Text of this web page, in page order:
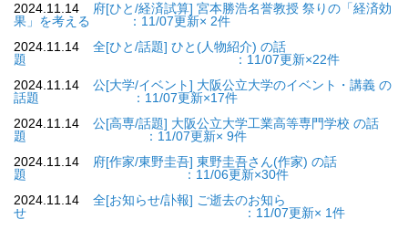
2024.11.14
府[ひと/経済試算] 宮本勝浩名誉教授 祭りの「経済効
果」を考える ：11/07更新× 2件
2024.11.14
全[ひと/話題] ひと(人物紹介) の話
題 ：11/07更新×22件
2024.11.14
公[大学/イベント] 大阪公立大学のイベント・講義 の
話題 ：11/07更新×17件
2024.11.14
公[高専/話題] 大阪公立大学工業高等専門学校 の話
題 ：11/07更新× 9件
2024.11.14
府[作家/東野圭吾] 東野圭吾さん(作家) の話
題 ：11/06更新×30件
2024.11.14
全[お知らせ/訃報] ご逝去のお知ら
せ ：11/07更新× 1件